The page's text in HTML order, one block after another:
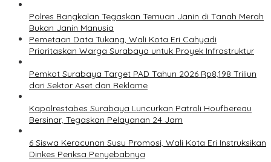
Polres Bangkalan Tegaskan Temuan Janin di Tanah Merah
Bukan Janin Manusia
Pemetaan Data Tukang, Wali Kota Eri Cahyadi
Prioritaskan Warga Surabaya untuk Proyek Infrastruktur
Pemkot Surabaya Target PAD Tahun 2026 Rp8,198 Triliun
dari Sektor Aset dan Reklame
Kapolrestabes Surabaya Luncurkan Patroli Houfbereau
Bersinar, Tegaskan Pelayanan 24 Jam
6 Siswa Keracunan Susu Promosi, Wali Kota Eri Instruksikan
Dinkes Periksa Penyebabnya